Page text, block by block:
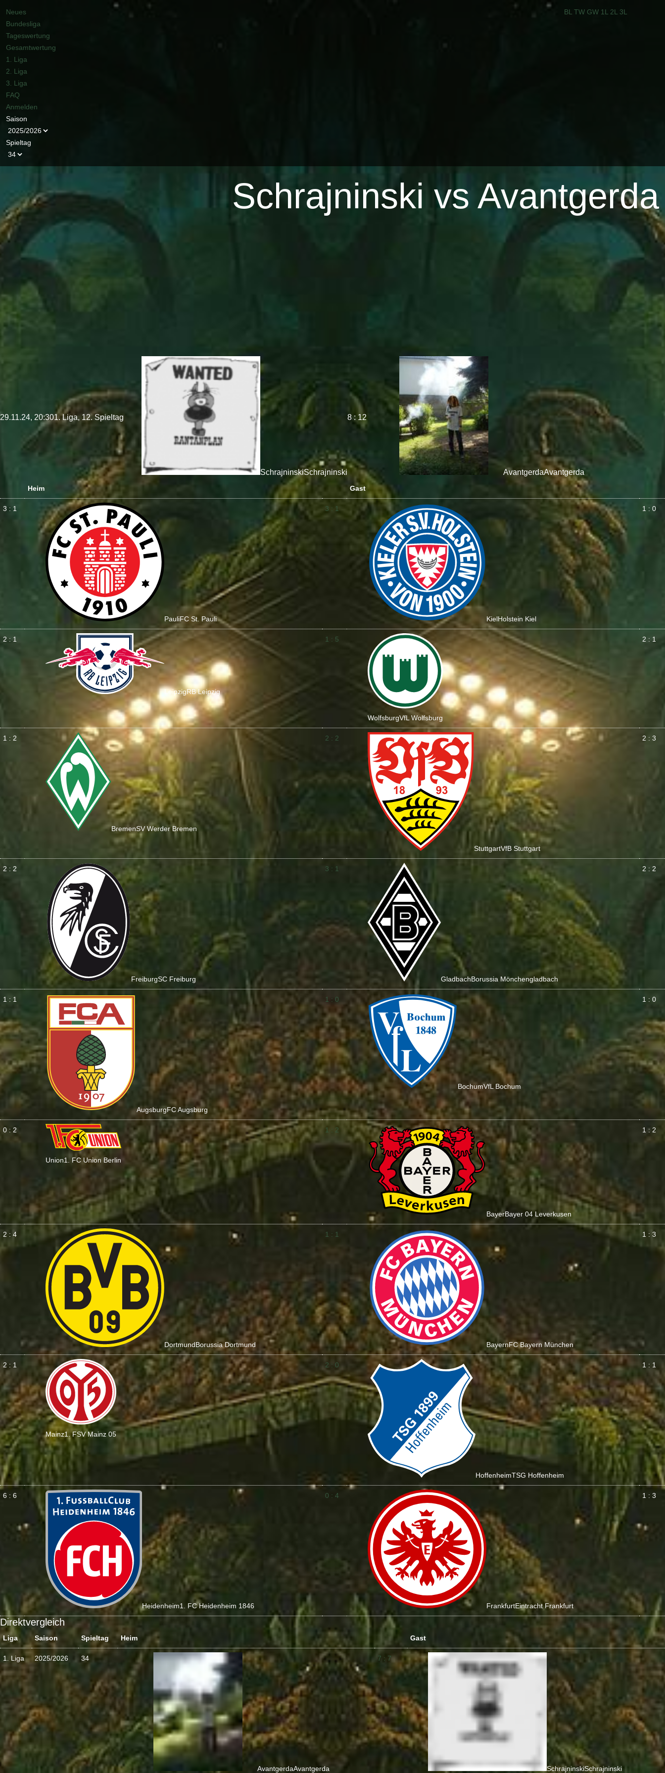
Neues
Bundesliga
Tageswertung
Gesamtwertung
1. Liga
2. Liga
3. Liga
FAQ
Anmelden
BL TW GW 1L 2L 3L
Saison
Spieltag
Schrajninski vs Avantgerda
29.11.24, 20:301. Liga, 12. Spieltag
SchrajninskiSchrajninski
8 : 12
AvantgerdaAvantgerda
Heim Gast
3 : 1
PauliFC St. Pauli
3 : 1
KielHolstein Kiel
1 : 0
2 : 1
LeipzigRB Leipzig
1 : 5
WolfsburgVfL Wolfsburg
2 : 1
1 : 2
BremenSV Werder Bremen
2 : 2
StuttgartVfB Stuttgart
2 : 3
2 : 2
FreiburgSC Freiburg
3 : 1
GladbachBorussia Mönchengladbach
2 : 2
1 : 1
AugsburgFC Augsburg
1 : 0
BochumVfL Bochum
1 : 0
0 : 2
Union1. FC Union Berlin
1 : 2
BayerBayer 04 Leverkusen
1 : 2
2 : 4
DortmundBorussia Dortmund
1 : 1
BayernFC Bayern München
1 : 3
2 : 1
Mainz1. FSV Mainz 05
2 : 0
HoffenheimTSG Hoffenheim
1 : 1
6 : 6
Heidenheim1. FC Heidenheim 1846
0 : 4
FrankfurtEintracht Frankfurt
1 : 3
Direktvergleich
Liga Saison Spieltag Heim Gast
1. Liga 2025/2026 34
AvantgerdaAvantgerda
7 : 7
SchrajninskiSchrajninski